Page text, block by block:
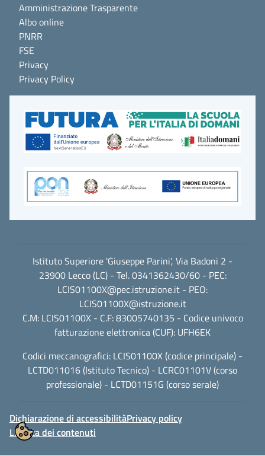
Amministrazione Trasparente
Albo online
PNRR
FSE
Privacy
Privacy Policy
Istituto Superiore 'Giuseppe Parini', Via Badoni 2 -
23900 Lecco (LC) - Tel. 0341362430/60 - PEC:
LCIS01100X@pec.istruzione.it - PEO:
LCIS01100X@istruzione.it
C.M: LCIS01100X - C.F: 83005740135 - Codice univoco
fatturazione elettronica (CUF): UFH6EK
Codici meccanografici: LCIS01100X (codice principale) -
LCTD011016 (Istituto Tecnico) - LCRC01101V (corso
professionale) - LCTD01151G (corso serale)
Dichiarazione di accessibilitàPrivacy policy
Licenza dei contenuti